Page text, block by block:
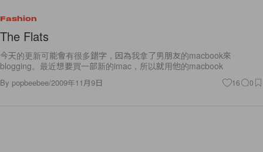
Fashion
The Flats
今天的更新可能會有很多錯字，因為我拿了男朋友的macbook來
blogging。最近想要買一部新的imac，所以就用他的macbook
By popbeebee/2009年11月9日 16 0